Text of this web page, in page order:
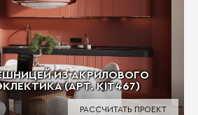
ИЗ АКРИЛОВОГО
(АРТ. KIT467)
РАССЧИТАТЬ ПРОЕКТ